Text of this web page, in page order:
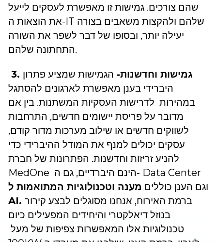
שהם צורכים. גמישות זו מאפשרת לעסקים לייעל
את הוצאות ה-IT שלהם ולהקצות משאבים בצורה
יעילה יותר, ובסופו של דבר לשפר את השורה
התחתונה שלהם.
3. גמישות וחדשנות- הגמישות שמציע פתרון
היברידי בענן מאפשרת לארגונים להסתגל
במהירות לדרישות העסקיות המשתנות. בין אם
מדובר על פריסת יישומים חדשים, התרחבות
לשווקים חדשים או שילוב מערכות מדור קודם,
עסקים יכולים למנף את המודל ההיברידי כדי
להניע זריזות וחדשנות. הפתרונות של חברת
MedOne הינם היברדיים, גם ה- Data Center
וגם הענן כוללים מענה וטכנולוגיות המתואמות ל
AI. ברמת האירוח, אנחנו מסוגלים לבצע קירור
בנוזל דיאלקטרי והיחידים המפעילים כיום
טכנולוגיות אלו המאפשרות צפיפות של מעל